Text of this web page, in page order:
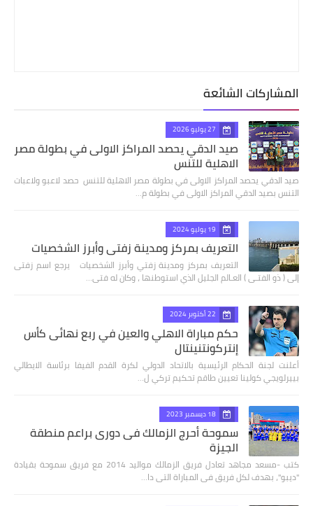
المشاركات الشائعة
27 يوليو 2026
صيد الدقي يحصد المراكز الاولى في بطولة مصر
الاهلية للتنس
صيد الدقي يحصد المراكز الاولى في بطولة مصر الاهلية للتنس حصد لاعبو ولاعبات
التنس بصيد الدقي المراكز الاولى في بطولة م…
19 يوليو 2024
التعريف بمركز ومدينة زفتي وأبرز الشخصيات
التعريف بمركز ومدينة زفتي وأبرز الشخصيات يرجع اسم زفتى
إلى ( ذو الفتـى ) العـالم الجليل الذي استوطنها ، وكان له فتى…
22 أكتوبر 2024
حكم مباراة الاهلي والعين في ربع نهائى كأس
إنتركونتنينتال
أعلنت لجنة الحكام الرئيسية بالاتحاد الدولي لكرة القدم الفيفا برئاسة الايطالي
بييرلويجي كولينا تعيين طاقم تحكيم تركي ل…
18 ديسمبر 2023
سموحة أحرج الزمالك فى دورى براعم منطقة
الجيزة
كتب -مسعد مجاهد تعادل فريق الزمالك مواليد 2014 مع فريق سموحة بقيادة
"ديبو"، بهدف لكل فريق فى المباراة التى دا…